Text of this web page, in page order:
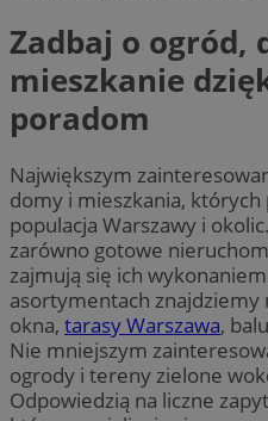
Zadbaj o ogród,
mieszkanie
poradom
Największym
domy i mieszkania,
populacja Warszawy i
zarówno gotowe
zajmują się ich
asortymentach znajdziemy
okna, tarasy Warszawa,
Nie mniejszym
ogrody i tereny zielone
Odpowiedzią na liczne